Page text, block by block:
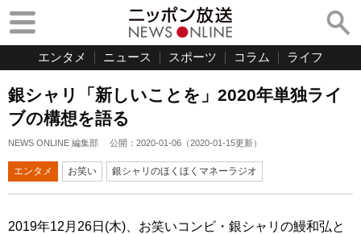
エンタメ ニュース スポーツ コラム ライフ
銀シャリ「新しいことを」2020年単独ライ
ブの構想を語る
NEWS ONLINE 編集部 公開： 2020-01-06 （2020-01-15更新）
エンタメ お笑い 銀シャリのほくほくマネーラジオ
2019年12月26日(木)、お笑いコンビ・銀シャリの鰻和弘と